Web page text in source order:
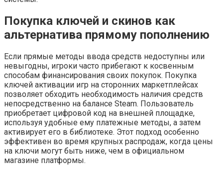
Покупка ключей и скинов как
альтернатива прямому пополнению
Если прямые методы ввода средств недоступны или
невыгодны, игроки часто прибегают к косвенным
способам финансирования своих покупок. Покупка
ключей активации игр на сторонних маркетплейсах
позволяет обходить необходимость наличия средств
непосредственно на балансе Steam. Пользователь
приобретает цифровой код на внешней площадке,
используя удобные ему платежные методы, а затем
активирует его в библиотеке. Этот подход особенно
эффективен во время крупных распродаж, когда цены
на ключи могут быть ниже, чем в официальном
магазине платформы.